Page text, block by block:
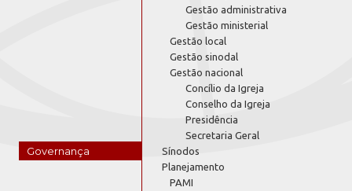
Governança
Gestão administrativa
Gestão ministerial
Gestão local
Gestão sinodal
Gestão nacional
Concílio da Igreja
Conselho da Igreja
Presidência
Secretaria Geral
Sínodos
Planejamento
PAMI